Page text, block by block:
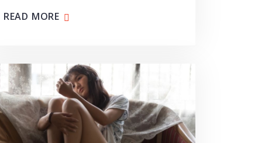
READ MORE